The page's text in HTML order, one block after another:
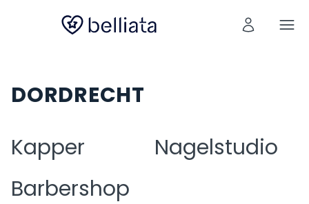
DORDRECHT
Kapper
Nagelstudio
Barbershop